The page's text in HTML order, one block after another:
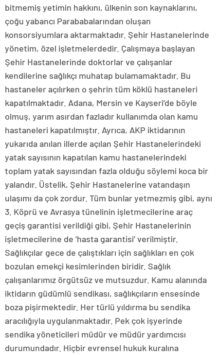
bitmemiş yetimin hakkını, ülkenin son kaynaklarını,
çoğu yabancı Parababalarından oluşan
konsorsiyumlara aktarmaktadır. Şehir Hastanelerinde
yönetim, özel işletmelerdedir. Çalışmaya başlayan
Şehir Hastanelerinde doktorlar ve çalışanlar
kendilerine sağlıkçı muhatap bulamamaktadır. Bu
hastaneler açılırken o şehrin tüm köklü hastaneleri
kapatılmaktadır. Adana, Mersin ve Kayseri’de böyle
olmuş, yarım asırdan fazladır kullanımda olan kamu
hastaneleri kapatılmıştır. Ayrıca, AKP iktidarının
yukarıda anılan illerde açılan Şehir Hastanelerindeki
yatak sayısının kapatılan kamu hastanelerindeki
toplam yatak sayısından fazla olduğu söylemi koca bir
yalandır. Üstelik, Şehir Hastanelerine vatandaşın
ulaşımı da çok zordur. Tüm bunlar yetmezmiş gibi, aynı
3. Köprü ve Avrasya tünelinin işletmecilerine araç
geçiş garantisi verildiği gibi, Şehir Hastanelerinin
işletmecilerine de ‘hasta garantisi’ verilmiştir.
Sağlıkçılar gece de çalıştıkları için sağlıkları en çok
bozulan emekçi kesimlerinden biridir. Sağlık
çalışanlarımız örgütsüz ve mutsuzdur. Kamu alanında
iktidarın güdümlü sendikası, sağlıkçıların ensesinde
boza pişirmektedir. Her türlü yıldırma bu sendika
aracılığıyla uygulanmaktadır. Pek çok işyerinde
sendika yöneticileri müdür ve müdür yardımcısı
durumundadır. Hiçbir evrensel hukuk kuralına